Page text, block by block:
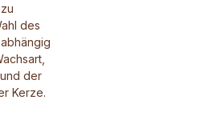
des
der
Kerze.